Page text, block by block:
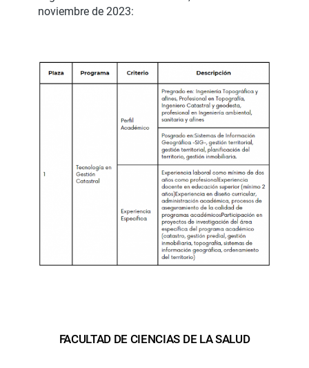
noviembre de 2023:
FACULTAD DE CIENCIAS DE LA SALUD